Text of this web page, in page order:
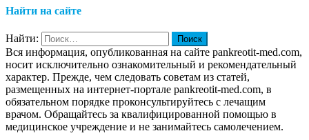
Найти на сайте
Найти:
Вся информация, опубликованная на сайте pankreotit-med.com,
носит исключительно ознакомительный и рекомендательный
характер. Прежде, чем следовать советам из статей,
размещенных на интернет-портале pankreotit-med.com, в
обязательном порядке проконсультируйтесь с лечащим
врачом. Обращайтесь за квалифицированной помощью в
медицинское учреждение и не занимайтесь самолечением.